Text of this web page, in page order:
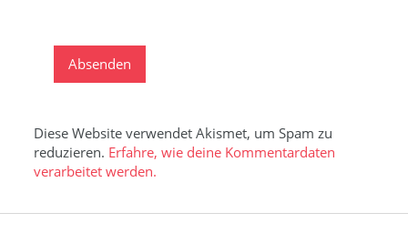
Diese Website verwendet Akismet, um Spam zu
reduzieren. Erfahre, wie deine Kommentardaten
verarbeitet werden.